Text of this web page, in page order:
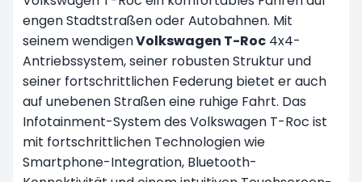
engen Stadtstraßen oder Autobahnen. Mit
seinem wendigenVolkswagen T-Roc 4x4-
Antriebssystem, seiner robusten Struktur und
seiner fortschrittlichen Federung bietet er auch
auf unebenen Straßen eine ruhige Fahrt. Das
Infotainment-System des Volkswagen T-Roc ist
mit fortschrittlichen Technologien wie
Smartphone-Integration, Bluetooth-